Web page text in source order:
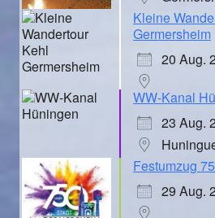
Kleine
Germersheim
20 Aug.
WW-Kanal
23 Aug.
Festumzug
29 Aug.